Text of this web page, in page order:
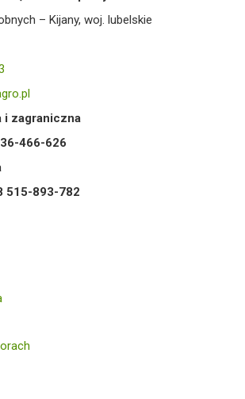
– Kijany, woj. lubelskie
i zagraniczna
466-626
515-893-782